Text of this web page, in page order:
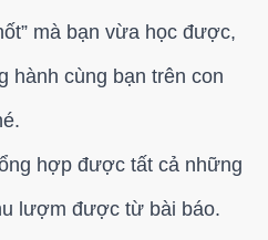
mà bạn vừa học được,
hành cùng bạn trên con
hợp được tất cả những
lượm được từ bài báo.